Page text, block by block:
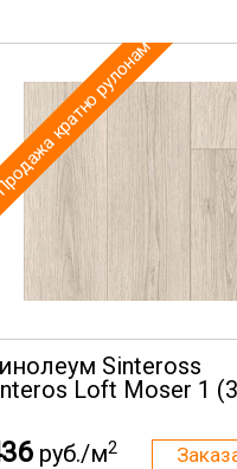
Продажа кратно рулонам
Sinteross
Loft Moser 1
руб./м2